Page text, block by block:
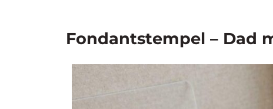
Fondantstempel – Dad